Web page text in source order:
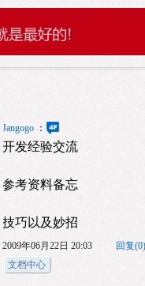
网)
Jangogo ：
开发经验交流
参考资料备忘
技巧以及妙招
2009年06月22日 20:03 回复(0
文档中心